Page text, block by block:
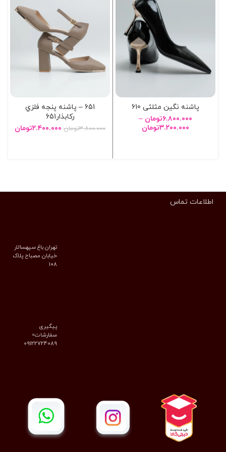
پاشنه نگین مثلثی 610
۶.۸۰۰.۰۰۰تومان –
۳.۲۰۰.۰۰۰تومان
651 – پاشنه پنجه فلزي
رکابذار651
۳.۸۰۰.۰۰۰تومان ۲.۴۰۰.۰۰۰تومان
اطلاعات تماس
تهران باغ سپهسالار
خیابان مصباح پلاک
۱۰۸
پیگیری
سفارشات=
09122724089